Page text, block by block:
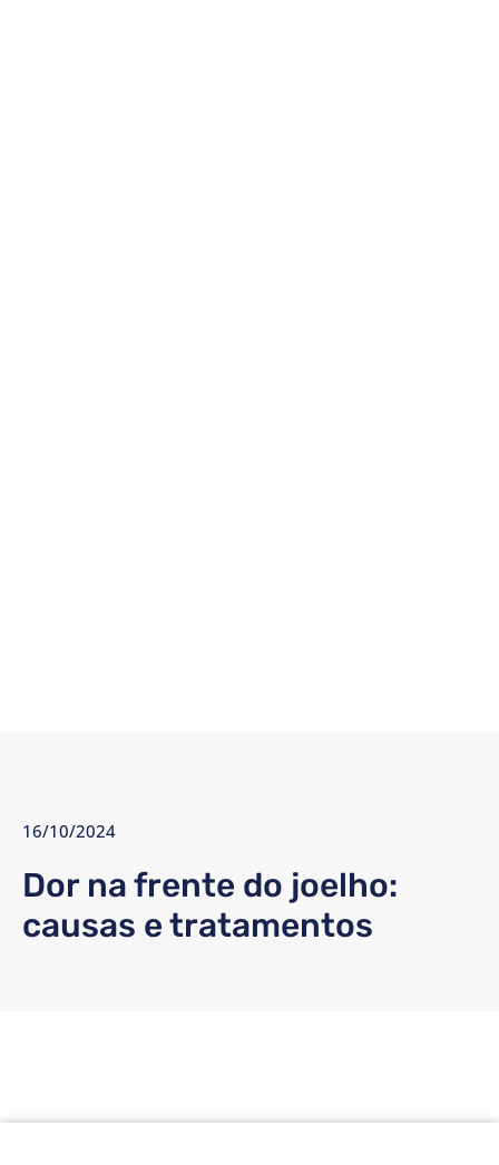
16/10/2024
Dor na frente do joelho:
causas e tratamentos